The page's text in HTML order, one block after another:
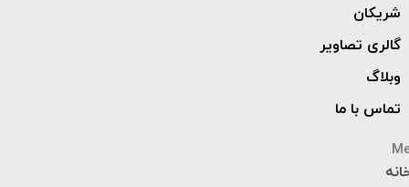
شریکان
گالری تصاویر
وبلاگ
تماس با ما